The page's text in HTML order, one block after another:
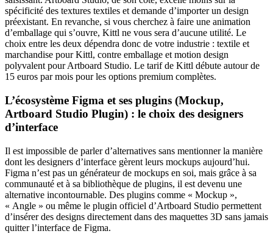
spécificité des textures textiles et demande d’importer un design
préexistant. En revanche, si vous cherchez à faire une animation
d’emballage qui s’ouvre, Kittl ne vous sera d’aucune utilité. Le
choix entre les deux dépendra donc de votre industrie : textile et
marchandise pour Kittl, contre emballage et motion design
polyvalent pour Artboard Studio. Le tarif de Kittl débute autour de
15 euros par mois pour les options premium complètes.
L’écosystème Figma et ses plugins (Mockup,
Artboard Studio Plugin) : le choix des designers
d’interface
Il est impossible de parler d’alternatives sans mentionner la manière
dont les designers d’interface gèrent leurs mockups aujourd’hui.
Figma n’est pas un générateur de mockups en soi, mais grâce à sa
communauté et à sa bibliothèque de plugins, il est devenu une
alternative incontournable. Des plugins comme « Mockup »,
« Angle » ou même le plugin officiel d’Artboard Studio permettent
d’insérer des designs directement dans des maquettes 3D sans jamais
quitter l’interface de Figma.